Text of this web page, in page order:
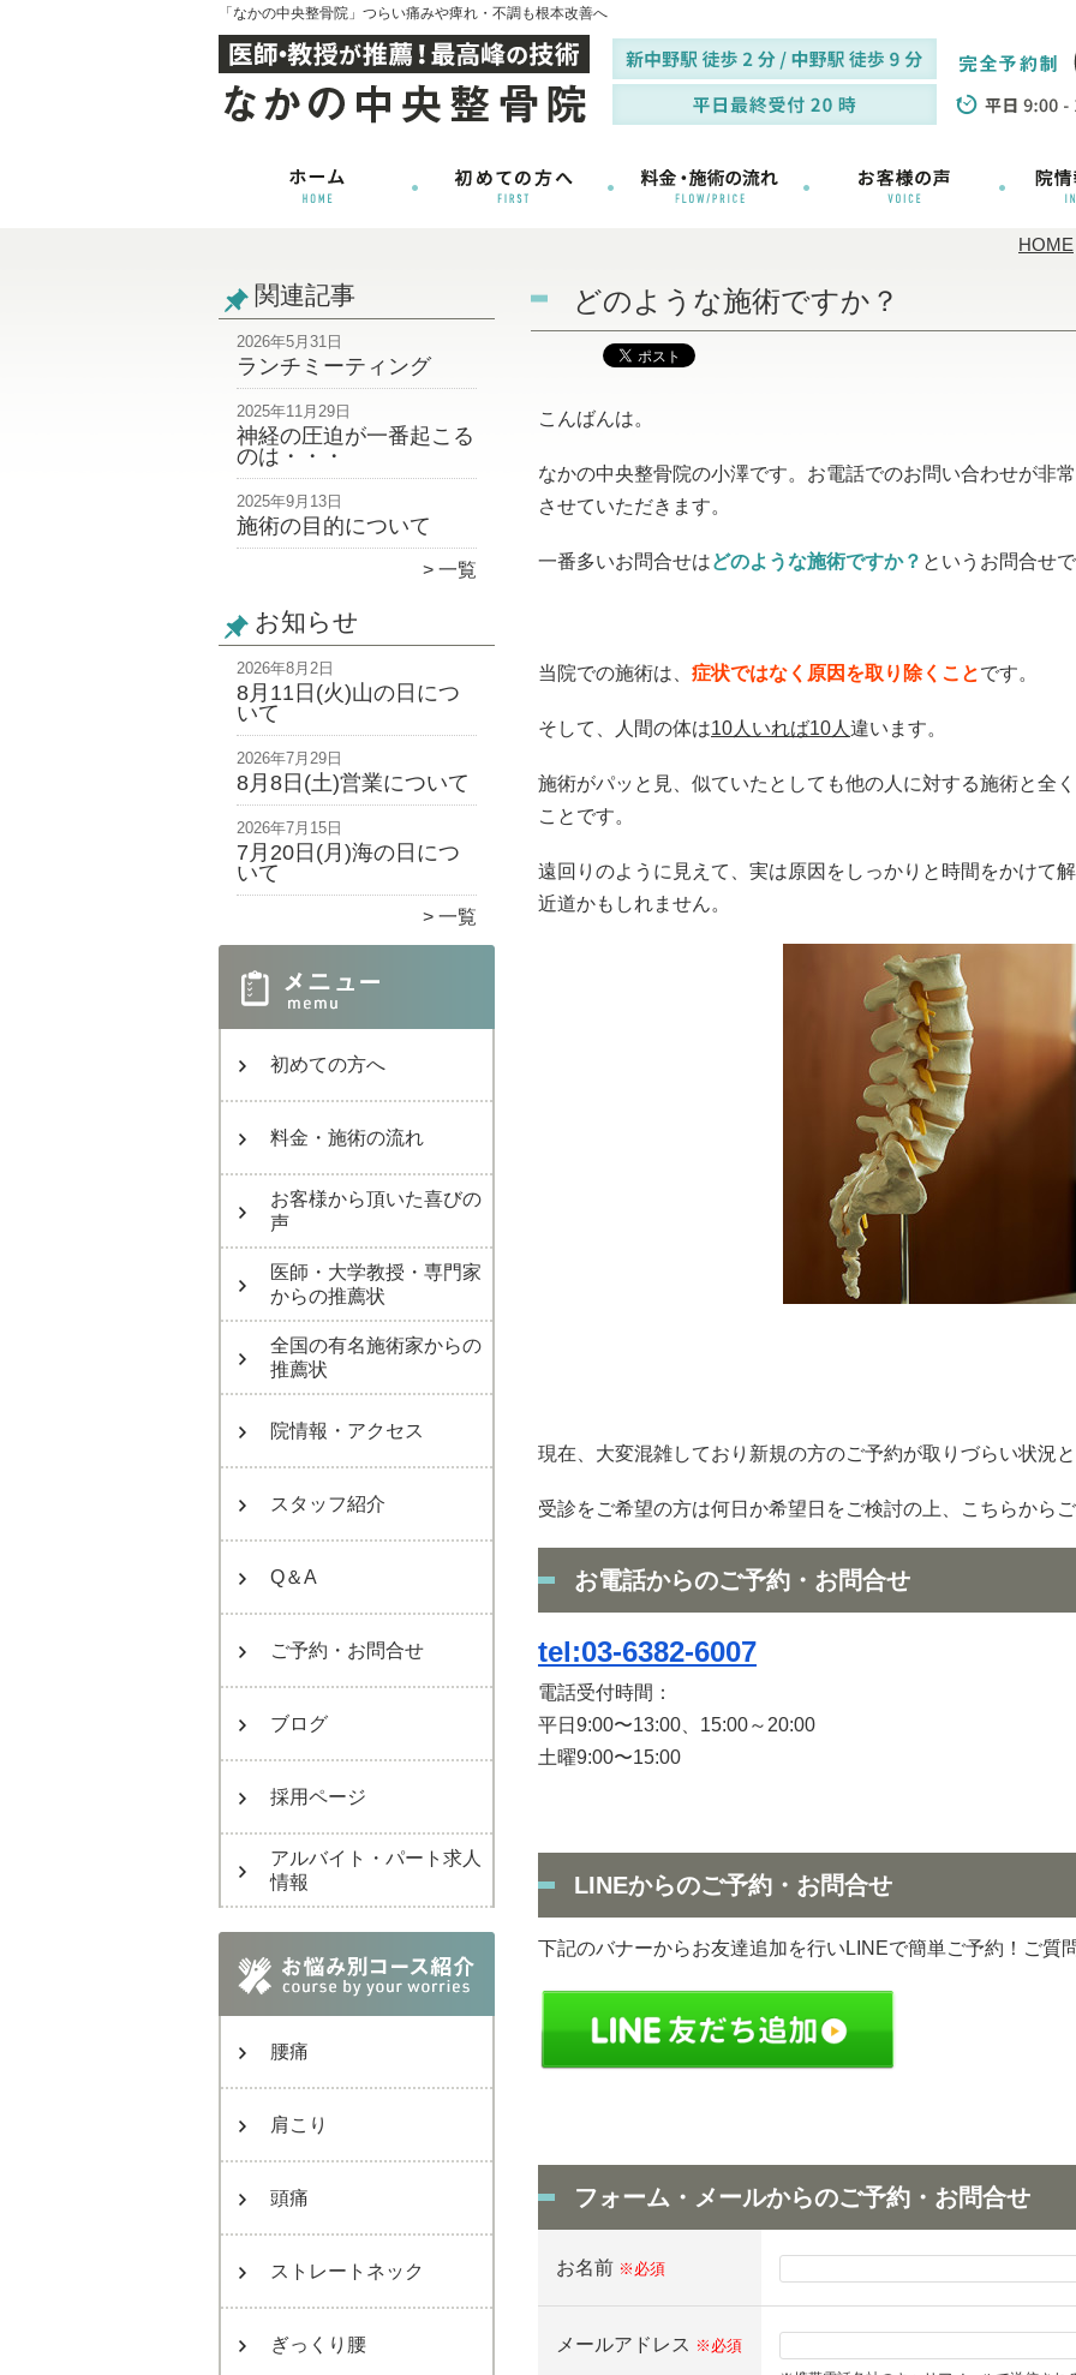
「なかの中央整骨院」つらい痛みや痺れ・不調も根本改善へ
HOME
関連記事
2026年5月31日
ランチミーティング
2025年11月29日
神経の圧迫が一番起こる
のは・・・
2025年9月13日
施術の目的について
一覧
お知らせ
2026年8月2日
8月11日(火)山の日につ
いて
2026年7月29日
8月8日(土)営業について
2026年7月15日
7月20日(月)海の日につ
いて
一覧
初めての方へ
料金・施術の流れ
お客様から頂いた喜びの
声
医師・大学教授・専門家
からの推薦状
全国の有名施術家からの
推薦状
院情報・アクセス
スタッフ紹介
Q＆A
ご予約・お問合せ
ブログ
採用ページ
アルバイト・パート求人
情報
腰痛
肩こり
頭痛
ストレートネック
ぎっくり腰
どのような施術ですか？
こんばんは。
なかの中央整骨院の小澤です。お電話でのお問い合わせが非
させていただきます。
一番多いお問合せはどのような施術ですか？ というお問合せで
当院での施術は、 症状ではなく原因を取り除くことです。
そして、人間の体は10人いれば10人 違います。
施術がパッと見、似ていたとしても他の人に対する施術と全
ことです。
遠回りのように見えて、実は原因をしっかりと時間をかけて
近道かもしれません。
現在、大変混雑しており新規の方のご予約が取りづらい状況と
受診をご希望の方は何日か希望日をご検討の上、こちらからご
お電話からのご予約・お問合せ
tel:03-6382-6007
電話受付時間：
平日9:00〜13:00、15:00～20:00
土曜9:00〜15:00
LINEからのご予約・お問合せ
下記のバナーからお友達追加を行いLINEで簡単ご予約！ご質
フォーム・メールからのご予約・お問合せ
お名前 ※必須
メールアドレス ※必須